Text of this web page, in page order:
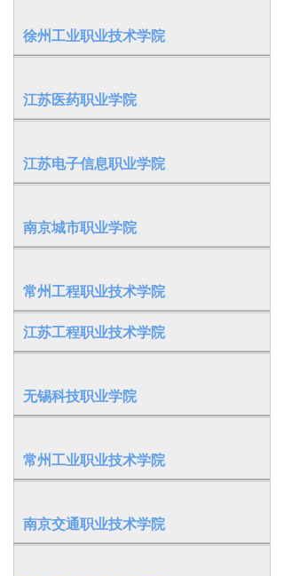
徐州工业职业技术学院
江苏医药职业学院
江苏电子信息职业学院
南京城市职业学院
常州工程职业技术学院
江苏工程职业技术学院
无锡科技职业学院
常州工业职业技术学院
南京交通职业技术学院